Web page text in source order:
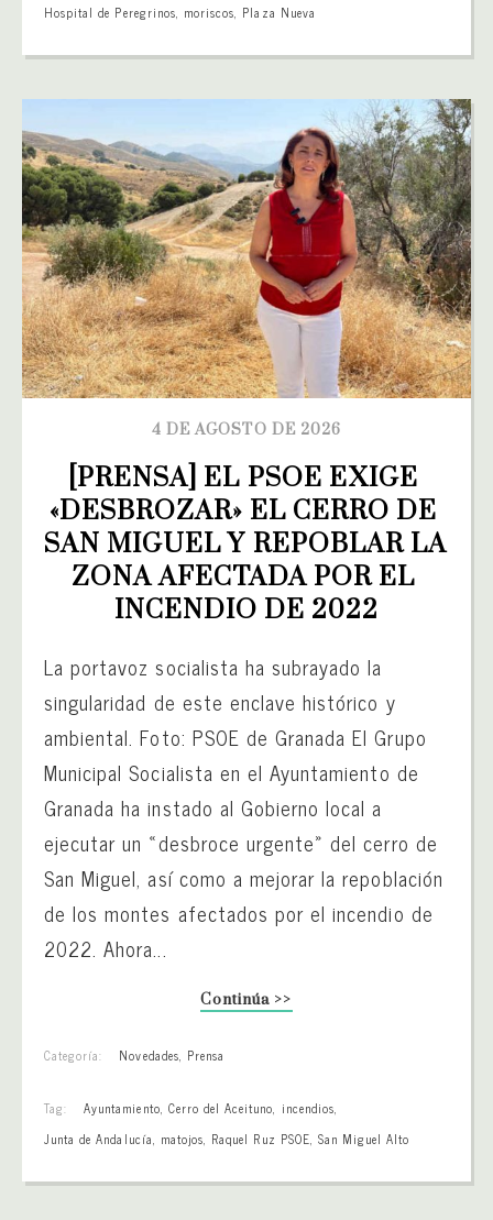
Hospital de Peregrinos, moriscos, Plaza Nueva
4 DE AGOSTO DE 2026
[PRENSA] EL PSOE EXIGE
«DESBROZAR» EL CERRO DE
SAN MIGUEL Y REPOBLAR LA
ZONA AFECTADA POR EL
INCENDIO DE 2022
La portavoz socialista ha subrayado la
singularidad de este enclave histórico y
ambiental. Foto: PSOE de Granada El Grupo
Municipal Socialista en el Ayuntamiento de
Granada ha instado al Gobierno local a
ejecutar un «desbroce urgente» del cerro de
San Miguel, así como a mejorar la repoblación
de los montes afectados por el incendio de
2022. Ahora...
Continúa >>
Categoría: Novedades, Prensa
Tag: Ayuntamiento, Cerro del Aceituno, incendios,
Junta de Andalucía, matojos, Raquel Ruz PSOE, San Miguel Alto